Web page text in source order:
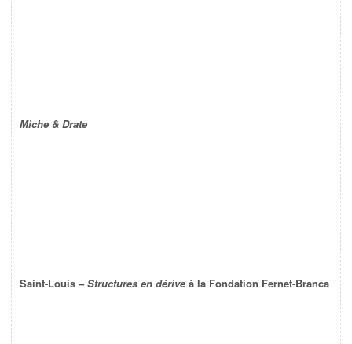
Miche & Drate
Saint-Louis –Structures en dérive à la Fondation Fernet-Branca